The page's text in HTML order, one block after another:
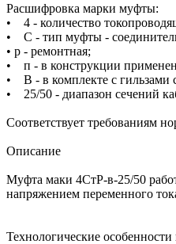
Расшифровка марки муфты:
• 4 - количество
• С - тип муфты -
• р - ремонтная;
• п - в конструкции
• В - в комплекте с гильзами
• 25/50 - диапазон сечений
Соответствует требованиям
Описание
Муфта маки 4СтР-в-25/50
напряжением переменного
Технологические